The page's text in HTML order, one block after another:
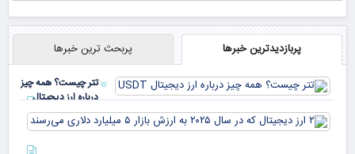
پربازدیدترین خبرها پربحث ترین خبرها
تتر چیست؟ همه چیز
درباره ارز دیجیتال
USDT